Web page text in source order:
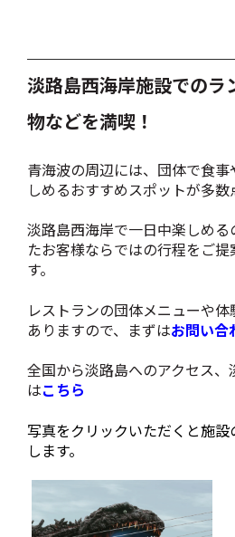
淡路島西海岸施設でのラ
物などを満喫！
青海波の周辺には、団体で食
しめるおすすめスポットが多数
淡路島西海岸で一日中楽しめ
たお客様ならではの行程をご
す。
レストランの団体メニューや
ありますので、まずはお問い合
全国から淡路島へのアクセス
はこちら
写真をクリックいただくと施
します。